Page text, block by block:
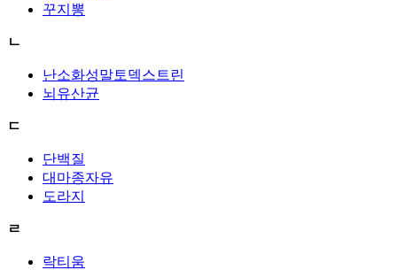
꾸지뽕
ㄴ
난소화성말토덱스트린
뇌유산균
ㄷ
단백질
대마종자유
도라지
ㄹ
락티움